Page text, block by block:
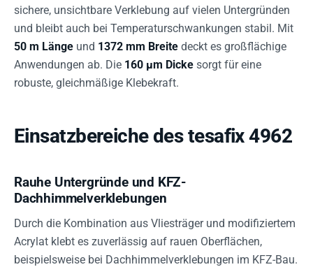
sichere, unsichtbare Verklebung auf vielen Untergründen
und bleibt auch bei Temperaturschwankungen stabil. Mit
50 m Länge und 1372 mm Breite deckt es großflächige
Anwendungen ab. Die 160 µm Dicke sorgt für eine
robuste, gleichmäßige Klebekraft.
Einsatzbereiche des tesafix 4962
Rauhe Untergründe und KFZ-
Dachhimmelverklebungen
Durch die Kombination aus Vliesträger und modifiziertem
Acrylat klebt es zuverlässig auf rauen Oberflächen,
beispielsweise bei Dachhimmelverklebungen im KFZ-Bau.